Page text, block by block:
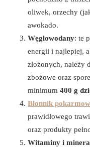
oliwek, orzechy
awokado.
Węglowodany: te
energii i najlepiej,
złożonych, należy
zbożowe oraz
minimum 400 g
Błonnik
prawidłowego
oraz produkty
Witaminy i